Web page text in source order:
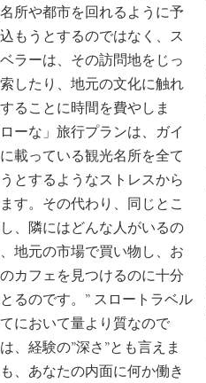
所や都市を回れるように予
もうとするのではなく、ス
ラーは、その訪問地をじっ
したり、地元の文化に触れ
ることに時間を費やしま
ーな」旅行プランは、ガイ
載っている観光名所を全て
とするようなストレスから
す。その代わり、同じとこ
、隣にはどんな人がいるの
地元の市場で買い物し、お
カフェを見つけるのに十分
るのです。” スロートラベル
において量より質なので
、経験の”深さ”とも言えま
、あなたの内面に何か働き